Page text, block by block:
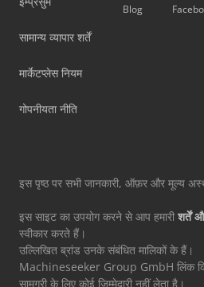
सामान्य व्यापार शर्तें
मार्केटप्लेस नियम
गोपनीयता नीति
Blog
इस पृष्ठ पर सभी जानकारी, ऑफ़र और मूल्य
इस साइट का उपयोग करने से आप हमारी शर्तें
स्वीकार करते हैं।
उल्लिखित ब्रांड उनके संबंधित मालिकों के हैं।
Machineseeker Group GmbH लिंक किए
सामग्री के लिए कोई ज़िम्मेदारी नहीं लेता है।